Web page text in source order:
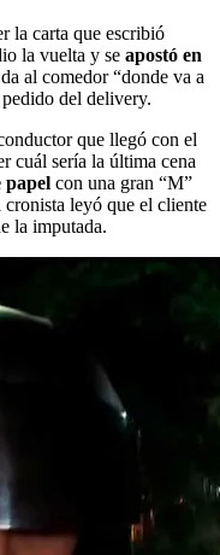
la carta que escribió
la vuelta y se apostó en
al comedor “donde va a
del delivery.
que llegó con el
cuál sería la última cena
papel con una gran “M”
leyó que el cliente
la imputada.